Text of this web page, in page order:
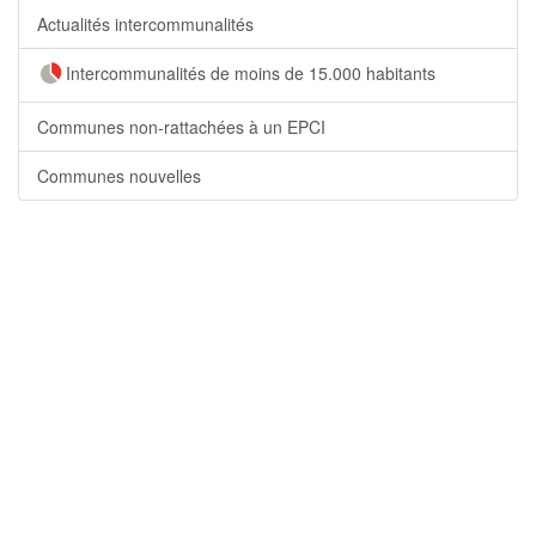
Actualités intercommunalités
Intercommunalités de moins de 15.000 habitants
Communes non-rattachées à un EPCI
Communes nouvelles